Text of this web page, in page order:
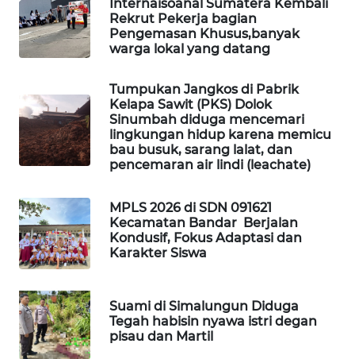
Internaisoanal Sumatera Kembali
Rekrut Pekerja bagian
Pengemasan Khusus,banyak
warga lokal yang datang
Tumpukan Jangkos di Pabrik
Kelapa Sawit (PKS) Dolok
Sinumbah diduga mencemari
lingkungan hidup karena memicu
bau busuk, sarang lalat, dan
pencemaran air lindi (leachate)
MPLS 2026 di SDN 091621
Kecamatan Bandar Berjalan
Kondusif, Fokus Adaptasi dan
Karakter Siswa
Suami di Simalungun Diduga
Tegah habisin nyawa istri degan
pisau dan Martil
PORTAL
KONSUMEN
ALPERKLINAS
TAMBANG
NEWS
NEWS
SIDIKALANG
NEWS